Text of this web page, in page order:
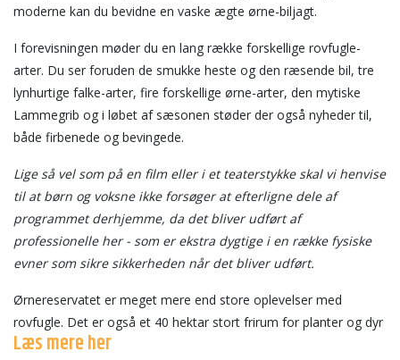
moderne kan du bevidne en vaske ægte ørne-biljagt.
I forevisningen møder du en lang række forskellige rovfugle-
arter. Du ser foruden de smukke heste og den ræsende bil, tre
lynhurtige falke-arter, fire forskellige ørne-arter, den mytiske
Lammegrib og i løbet af sæsonen støder der også nyheder til,
både firbenede og bevingede.
Lige så vel som på en film eller i et teaterstykke skal vi henvise
til at børn og voksne ikke forsøger at efterligne dele af
programmet derhjemme, da det bliver udført af
professionelle her - som er ekstra dygtige i en række fysiske
evner som sikre sikkerheden når det bliver udført.
Ørnereservatet er meget mere end store oplevelser med
rovfugle. Det er også et 40 hektar stort frirum for planter og dyr
Læs mere her